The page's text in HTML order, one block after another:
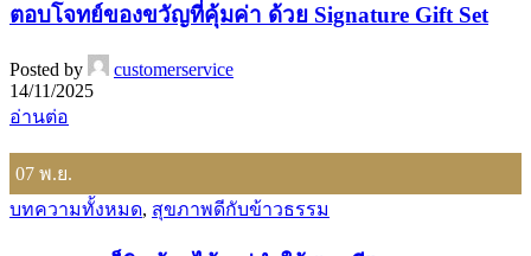
ตอบโจทย์ของขวัญที่คุ้มค่า ด้วย Signature Gift Set
Posted by
customerservice
14/11/2025
อ่านต่อ
07 พ.ย.
บทความทั้งหมด, สุขภาพดีกับข้าวธรรม